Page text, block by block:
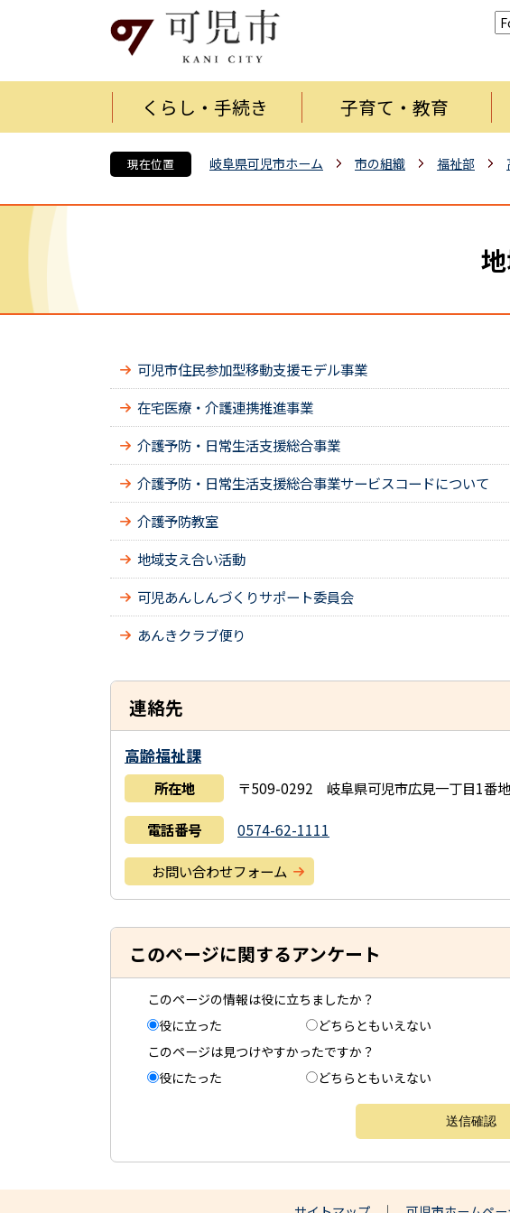
くらし・手続き 子育て・教育
現在位置 岐阜県可児市ホーム 市の組織 福祉部
可児市住民参加型移動支援モデル事業
在宅医療・介護連携推進事業
介護予防・日常生活支援総合事業
介護予防・日常生活支援総合事業サービスコードについて
介護予防教室
地域支え合い活動
可児あんしんづくりサポート委員会
あんきクラブ便り
連絡先
高齢福祉課
所在地 〒509-0292 岐阜県可児市広見一丁目1番地
電話番号 0574-62-1111
お問い合わせフォーム
このページに関するアンケート
このページの情報は役に立ちましたか？
役に立った
どちらともいえない
このページは見つけやすかったですか？
役にたった
どちらともいえない